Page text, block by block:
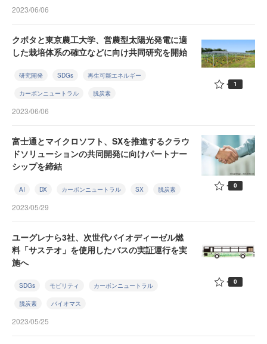
2023/06/06
クボタと東京農工大学、営農型太陽光発電に適
した栽培体系の確立などに向け共同研究を開始
研究開発 SDGs 再生可能エネルギー
カーボンニュートラル 脱炭素
2023/06/06
1
富士通とマイクロソフト、SXを推進するクラウ
ドソリューションの共同開発に向けパートナー
シップを締結
AI DX カーボンニュートラル SX 脱炭素
2023/05/29
0
ユーグレナら3社、次世代バイオディーゼル燃
料「サステオ」を使用したバスの実証運行を実
施へ
SDGs モビリティ カーボンニュートラル
脱炭素 バイオマス
2023/05/25
0